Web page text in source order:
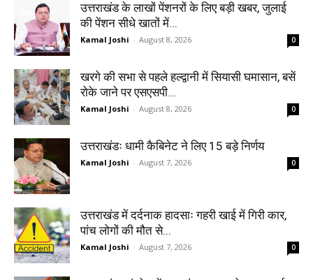
उत्तराखंड के लाखों पेंशनरों के लिए बड़ी खबर, जुलाई
की पेंशन सीधे खातों में...
Kamal Joshi - August 8, 2026 0
खरगे की सभा से पहले हल्द्वानी में सियासी घमासान, बसें
रोके जाने पर एसएसपी...
Kamal Joshi - August 8, 2026 0
उत्तराखंडः धामी कैबिनेट ने लिए 15 बड़े निर्णय
Kamal Joshi - August 7, 2026 0
उत्तराखंड में दर्दनाक हादसाः गहरी खाई में गिरी कार,
पांच लोगों की मौत से...
Kamal Joshi - August 7, 2026 0